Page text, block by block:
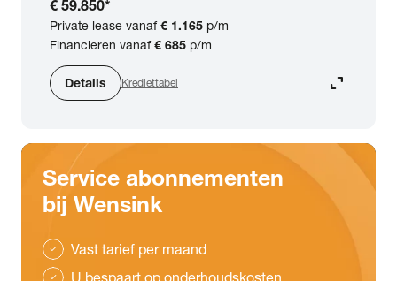
€ 59.850*
Private lease vanaf€ 1.165 p/m
Financieren vanaf€ 685 p/m
Details Krediettabel expand_content
Service abonnementen
bij Wensink
check Vast tarief per maand
check U bespaart op onderhoudskosten